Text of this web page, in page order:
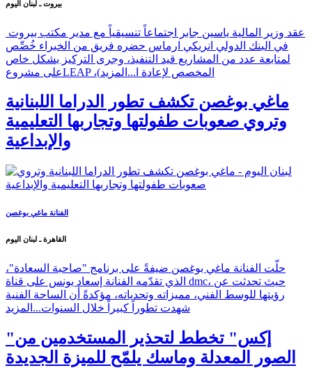
بيروت ـ لبنان اليوم
في البنك الدولي انريكي ارماس حضره فريق من الخبراء خُصِّص
لمتابعة عدد من المشاريع قيد التنفيذ، وجرى التركيز بشكل خاص
على مشروعLEAP ،(المخصص لإعادة ا... المزيد
ماغي بوغصن تكشف تطور الدراما اللبنانية
وتروي صعوبات طفولتها وتجاربها التعليمية
والإبداعية
الفنانة ماغي بوغصن
القاهرة ـ لبنان اليوم
حلّت الفنانة ماغي بوغصن ضيفةً على برنامج "صاحبة السعادة"،
الذي تقدّمه الفنانة إسعاد يونس على قناة dmc، حيث تحدثت عن
رؤيتها للوسط الفني، مميزاته وتحدياته، مؤكدةً أن الساحة الفنية
شهدت تطوراً كبيراً خلال السنوات... المزيد
"إكس" تخطط لتحذير المستخدمين من
الصور المعدلة وماسك يلمّح للميزة الجديدة